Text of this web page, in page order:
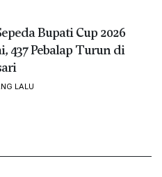
Bupati Cup 2026
437 Pebalap Turun di
LALU